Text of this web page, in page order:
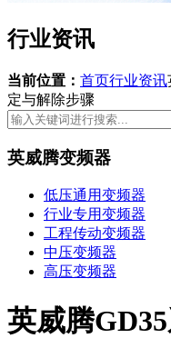
行业资讯
当前位置： 首页行业资讯
定与解除步骤
英威腾变频器
低压通用变频器
行业专用变频器
工程传动变频器
中压变频器
高压变频器
英威腾